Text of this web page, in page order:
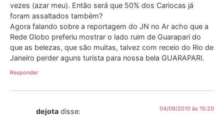
vezes (azar meu). Então será que 50% dos Cariocas já
foram assaltados também?
Agora falando sobre a reportagem do JN no Ar acho que a
Rede Globo preferiu mostrar o lado ruim de Guarapari do
que as belezas, que são muitas, talvez com receio do Rio de
Janeiro perder aguns turista para nossa bela GUARAPARI.
Responder
dejota disse: 04/09/2010 às 15:20